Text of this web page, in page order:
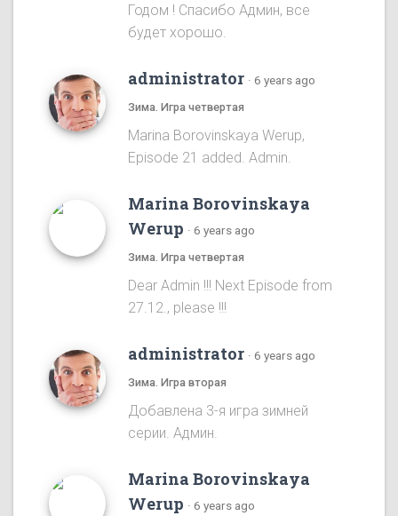
Годом ! Спасибо Админ, все
будет хорошо.
administrator · 6 years ago
Зима. Игра четвертая
Marina Borovinskaya Werup,
Episode 21 added. Admin.
Marina Borovinskaya
Werup · 6 years ago
Зима. Игра четвертая
Dear Admin !!! Next Episode from
27.12., please !!!
administrator · 6 years ago
Зима. Игра вторая
Добавлена 3-я игра зимней
серии. Админ.
Marina Borovinskaya
Werup · 6 years ago